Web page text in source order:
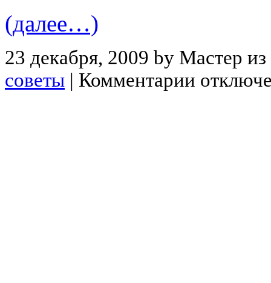
(далее…)
23 декабря, 2009 by Мастер
советы | Комментарии